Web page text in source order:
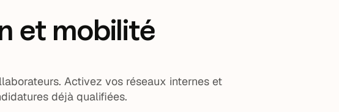
et mobilité
Activez vos réseaux internes et
déjà qualifiées.